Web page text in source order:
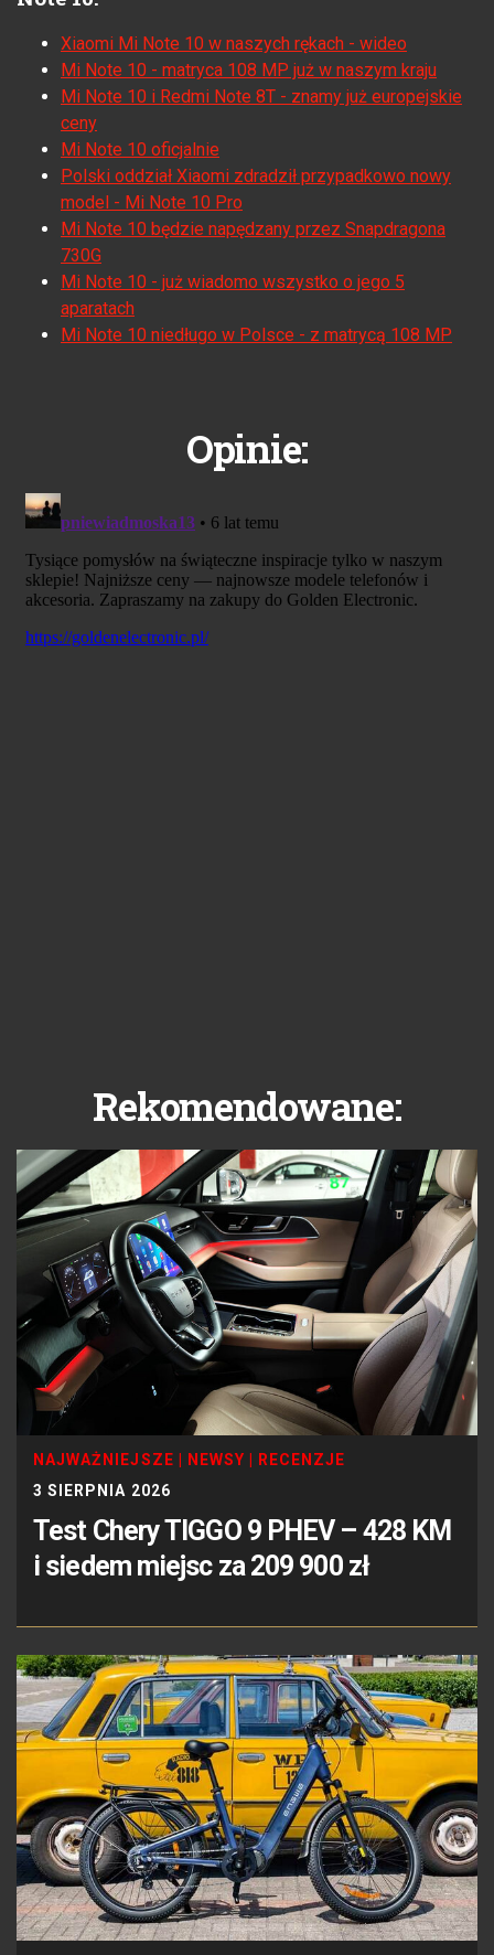
Xiaomi Mi Note 10 w naszych rękach - wideo
Mi Note 10 - matryca 108 MP już w naszym kraju
Mi Note 10 i Redmi Note 8T - znamy już europejskie
ceny
Mi Note 10 oficjalnie
Polski oddział Xiaomi zdradził przypadkowo nowy
model - Mi Note 10 Pro
Mi Note 10 będzie napędzany przez Snapdragona
730G
Mi Note 10 - już wiadomo wszystko o jego 5
aparatach
Mi Note 10 niedługo w Polsce - z matrycą 108 MP
Opinie:
Rekomendowane:
NAJWAŻNIEJSZE NEWSY
RECENZJE
3 SIERPNIA 2026
Test Chery TIGGO 9 PHEV – 428 KM
i siedem miejsc za 209 900 zł